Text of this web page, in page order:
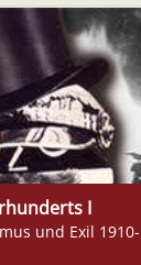
I
und Exil